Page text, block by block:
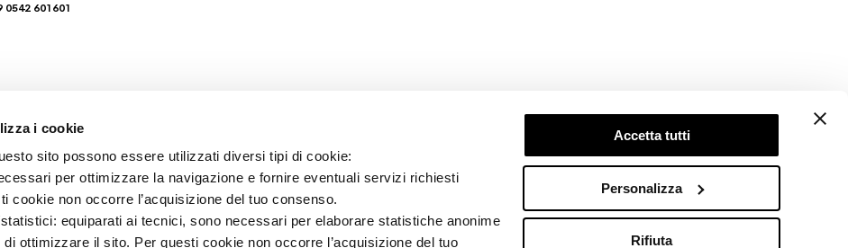
i cookie
sito possono essere utilizzati diversi tipi di cookie:
per ottimizzare la navigazione e fornire eventuali servizi richiesti
cookie non occorre l’acquisizione del tuo consenso.
equiparati ai tecnici, sono necessari per elaborare statistiche anonime
di ottimizzare il sito. Per questi cookie non occorre l’acquisizione del tuo
Accetta tutti
Personalizza
Rifiuta
0542 601601
контакты
точки продажи
Ti imolo App
Follow us